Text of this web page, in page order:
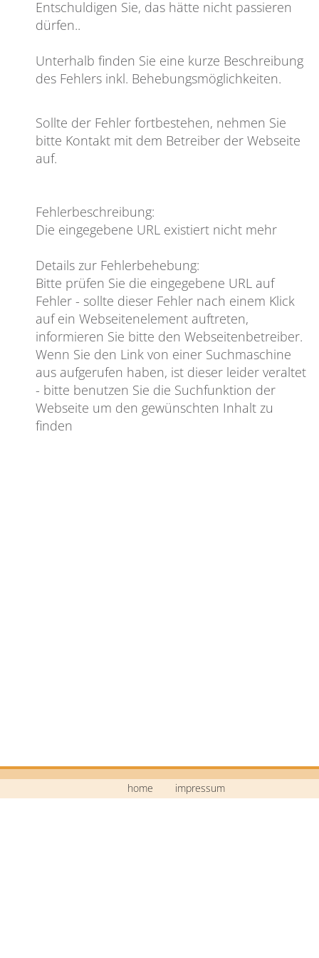
Entschuldigen Sie, das hätte nicht passieren
dürfen..
Unterhalb finden Sie eine kurze Beschreibung
des Fehlers inkl. Behebungsmöglichkeiten.
Sollte der Fehler fortbestehen, nehmen Sie
bitte Kontakt mit dem Betreiber der Webseite
auf.
Fehlerbeschreibung:
Die eingegebene URL existiert nicht mehr
Details zur Fehlerbehebung:
Bitte prüfen Sie die eingegebene URL auf
Fehler - sollte dieser Fehler nach einem Klick
auf ein Webseitenelement auftreten,
informieren Sie bitte den Webseitenbetreiber.
Wenn Sie den Link von einer Suchmaschine
aus aufgerufen haben, ist dieser leider veraltet
- bitte benutzen Sie die Suchfunktion der
Webseite um den gewünschten Inhalt zu
finden
home impressum